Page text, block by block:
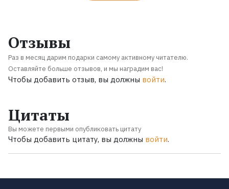
Отзывы
Раз в месяц дарим подарки самому активному читателю.
Оставляйте больше отзывов, и мы наградим вас!
Чтобы добавить отзыв, вы должны войти.
Цитаты
Вы можете первыми опубликовать цитату
Чтобы добавить цитату, вы должны войти.